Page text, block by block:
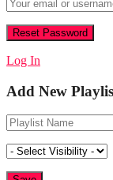
Log In
Add New